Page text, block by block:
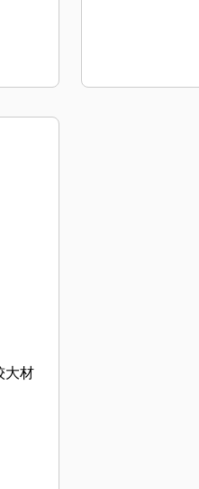
大材